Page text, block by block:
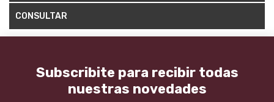
CONSULTAR
Subscribite para recibir todas
nuestras novedades